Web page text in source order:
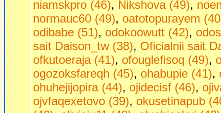
niamskpro (46), Nikshova (49),
normauc60 (49), oatotopurayem
odibabe (51), odokoowutt (42),
sait Daison_tw (38), Oficialnii sait
ofkutoeraja (41), ofouglefisoq (49),
ogozoksfareqh (45), ohabupie (41),
ohuhejijopira (44), ojidecisf (46),
ojvfaqexetovo (39), okusetinapub